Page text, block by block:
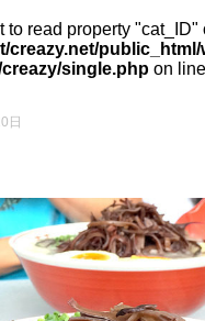
to read property "cat_ID"
creazy.net/public_html/
single.php on line
日